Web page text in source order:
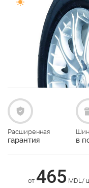
Расширенная
гарантия в
от 465 MDL/